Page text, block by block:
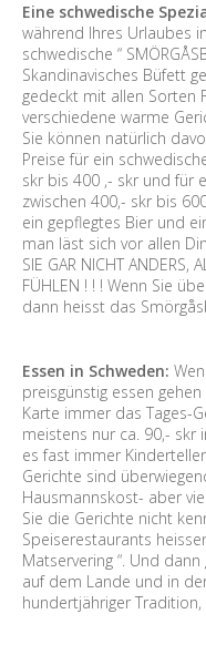
Eine schwedische
während Ihres Urlaubes
schwedische “
Skandinavisches Büfett
gedeckt mit allen Sorten
verschiedene warme
Sie können natürlich
Preise für ein
skr bis 400 ,- skr und für
zwischen 400,- skr bis
ein gepflegtes Bier und
man läst sich vor allen
SIE GAR NICHT ANDERS,
FÜHLEN ! ! ! Wenn Sie
dann heisst das
Essen in Schweden:
preisgünstig essen
Karte immer das Tages-
meistens nur ca. 90,- skr
es fast immer
Gerichte sind
Hausmannskost- aber
Sie die Gerichte nicht
Speiserestaurants heissen
Matservering “. Und
auf dem Lande und in
hundertjähriger Tradition,